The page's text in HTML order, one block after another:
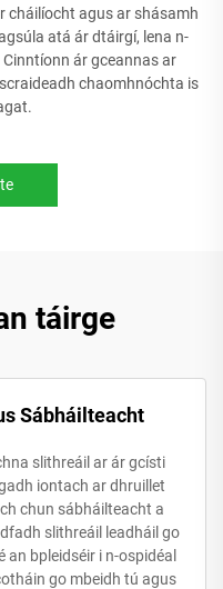
cháilíocht agus ar shásamh
atá ár dtáirgí, lena n-
ár gceannas ar
chaomhnóchta is
táirge
Sábháilteacht
slithreáil ar ár gcísti
iontach ar dhruillet
chun sábháilteacht a
slithreáil leadháil go
an bpleidséir i n-ospidéal
go mbeidh tú agus